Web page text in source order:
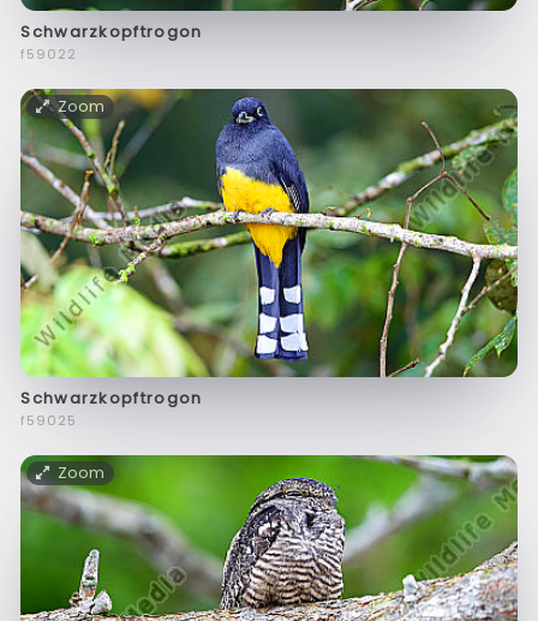
Schwarzkopftrogon
f59022
Zoom
Schwarzkopftrogon
f59025
Zoom